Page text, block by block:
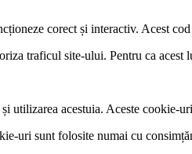
corect și interactiv. Acest
traficul site-ului. Pentru ca acest
utilizarea acestuia. Aceste cookie-
uri sunt folosite numai cu